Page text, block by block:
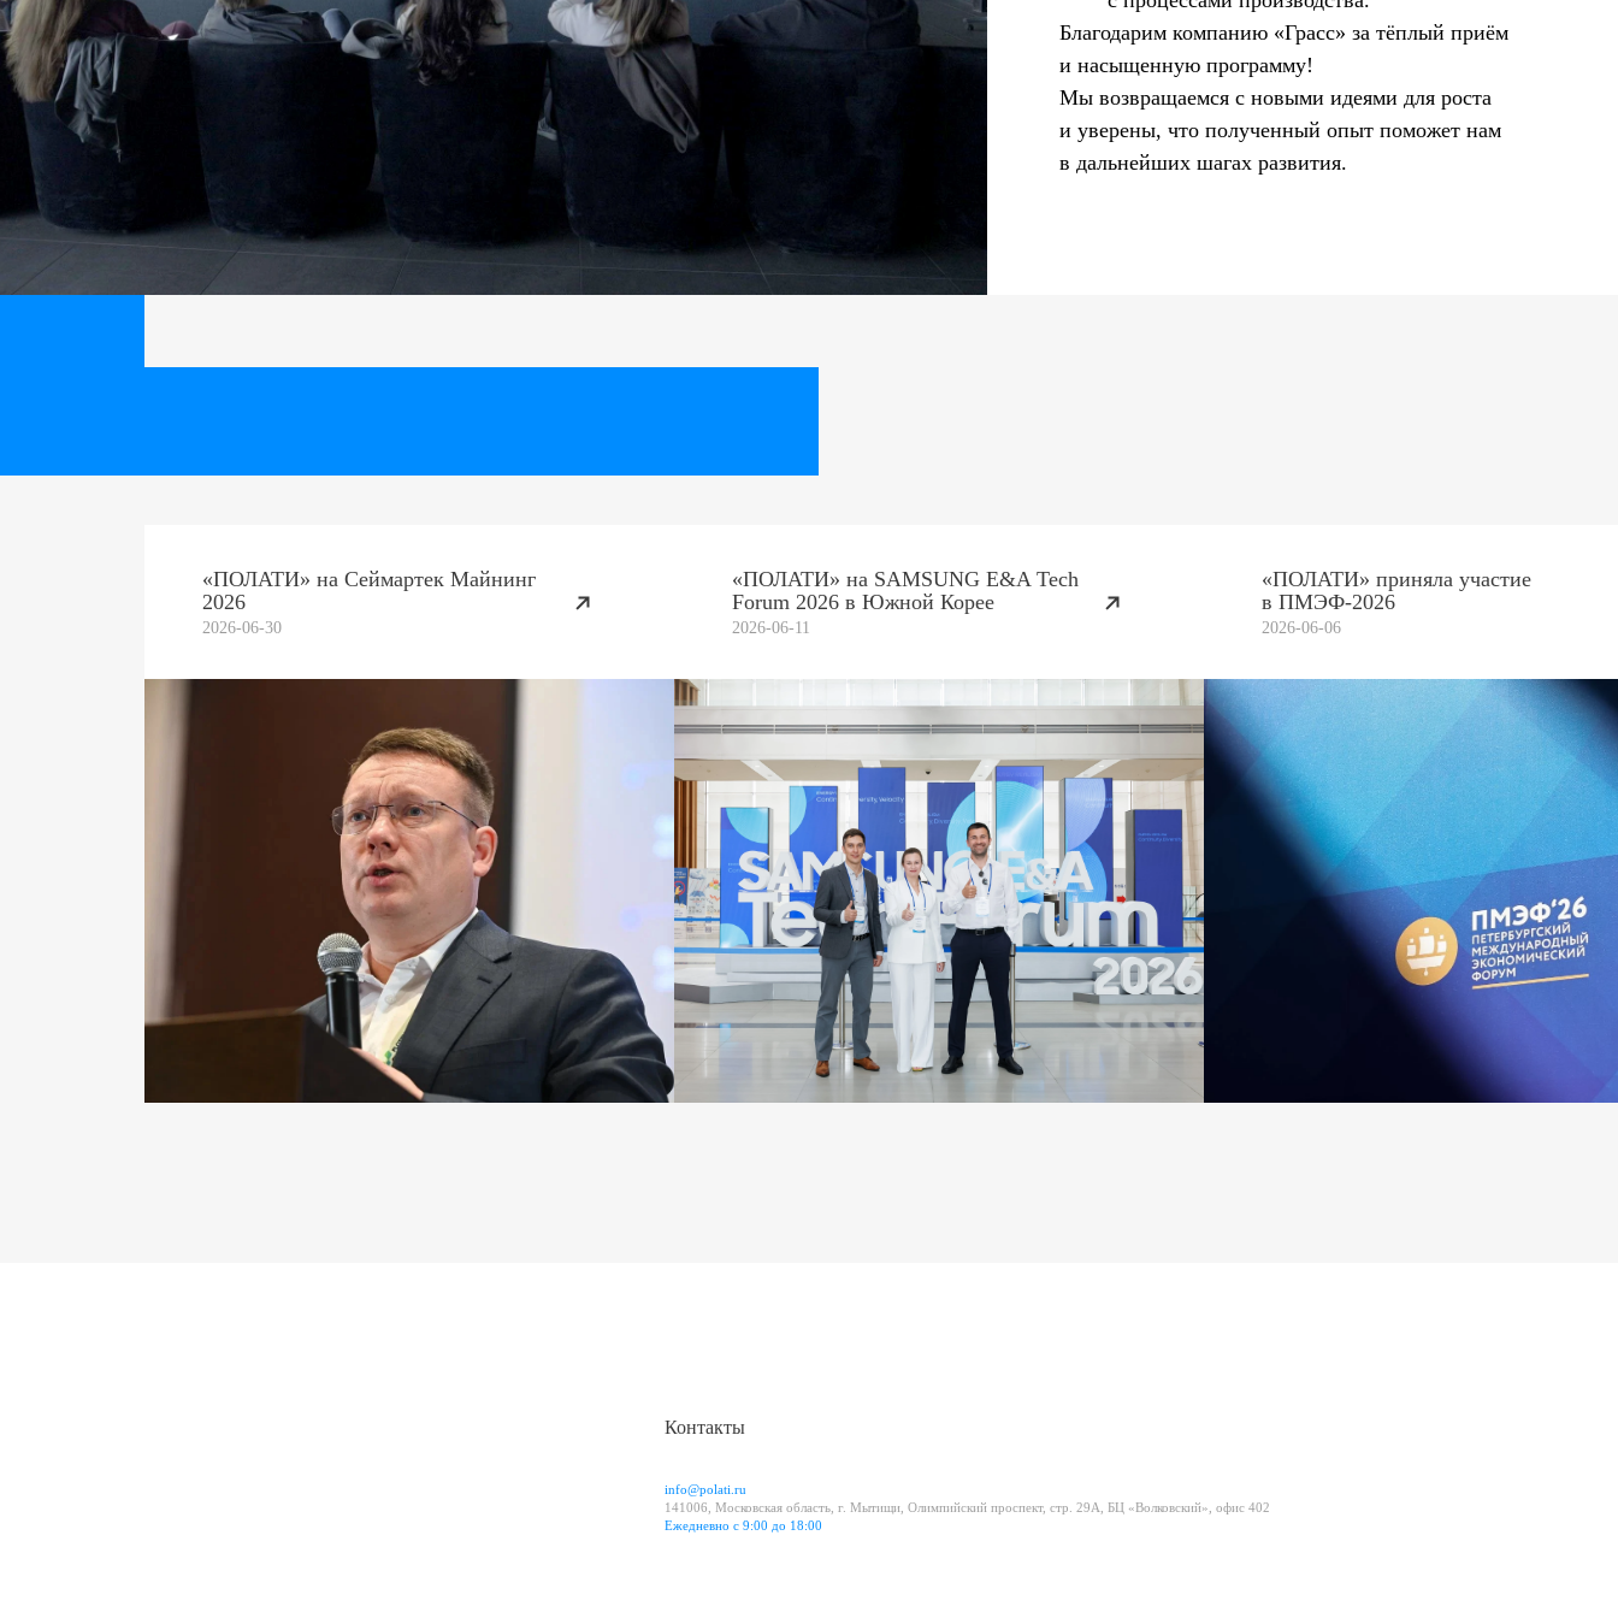
Благодарим компанию «Грасс» за тёплый приём
и насыщенную программу!
Мы возвращаемся с новыми идеями для роста
и уверены, что полученный опыт поможет нам
в дальнейших шагах развития.
«ПОЛАТИ» на Сеймартек Майнинг
2026
2026-06-30
«ПОЛАТИ» на SAMSUNG E&A Tech
Forum 2026 в Южной Корее
2026-06-11
«ПОЛАТИ» приняла участие
в ПМЭФ-2026
2026-06-06
Контакты
info@polati.ru
141006, Московская область, г. Мытищи, Олимпийский проспект, стр. 29А, БЦ «Волковский», офис 402
Ежедневно с 9:00 до 18:00